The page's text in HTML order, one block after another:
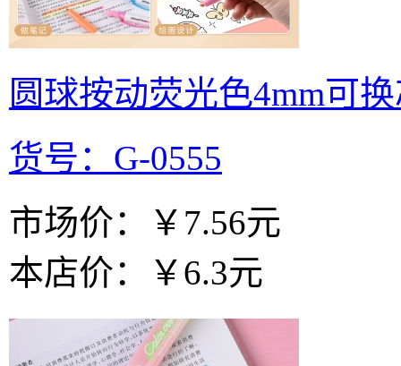
圆球按动荧光色4mm可
货号：G-0555
市场价：
￥7.56元
本店价：
￥6.3元